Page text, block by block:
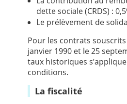
dette sociale (CRDS) :
Le prélèvement de
Pour les contrats
janvier 1990 et le 25
taux historiques
conditions.
La fiscalité